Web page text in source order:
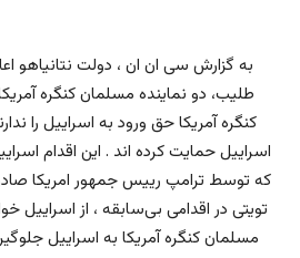
به گزارش سی ان ان ، دولت نتانیاهو
طلیب، دو نماینده مسلمان کنگره
کنگره آمریکا حق ورود به اسراییل را
اسراییل حمایت کرده اند . این اقدام
که توسط ترامپ رییس جمهور امریکا
تویتی در اقدامی بی‌سابقه ، از اسراییل
مسلمان کنگره آمریکا به اسراییل